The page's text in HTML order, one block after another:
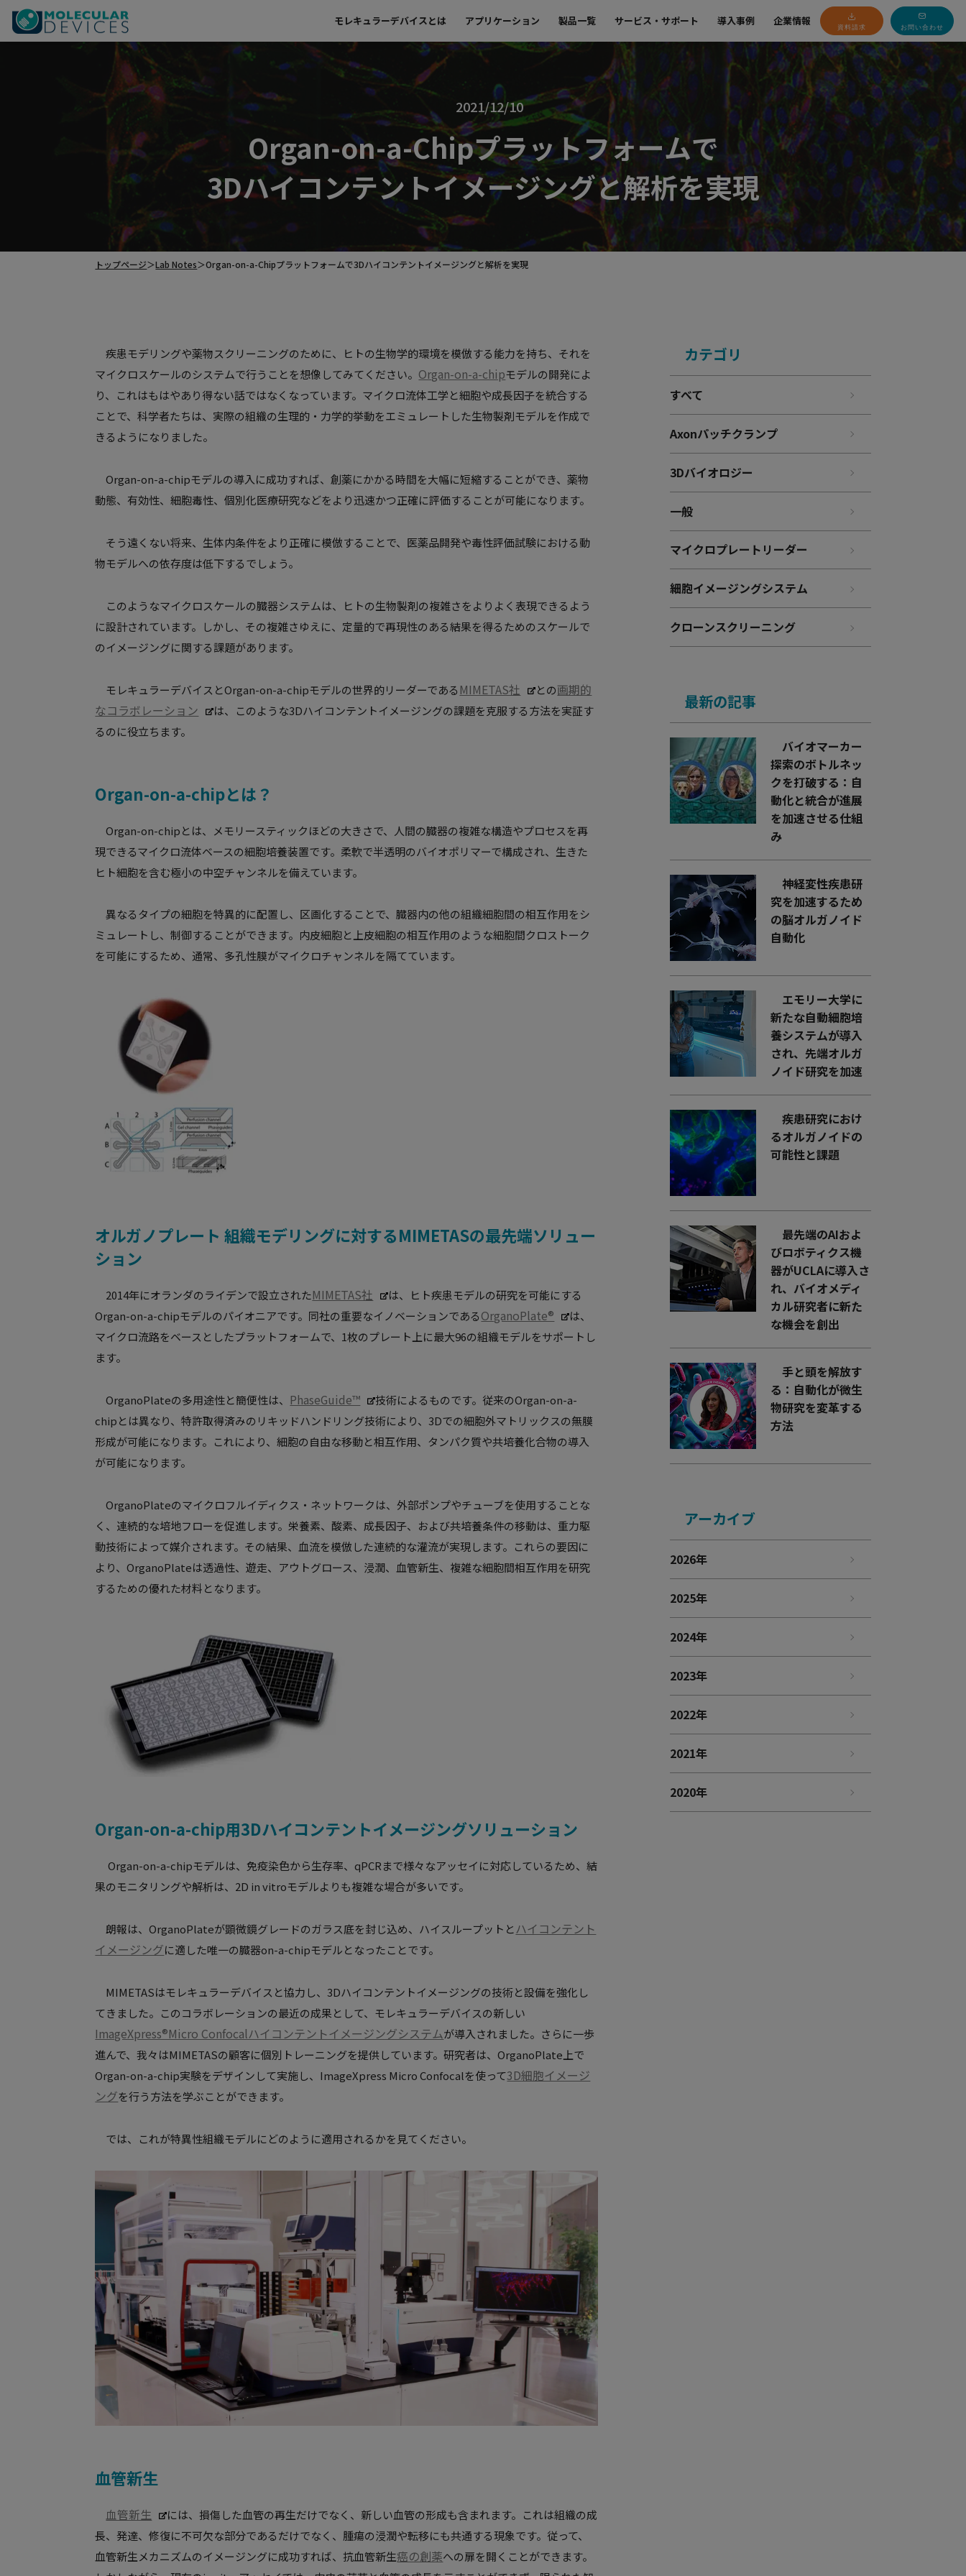
モレキュラーデバイスとは アプリケーション 製品一覧 サービス・サポート 導入事例 企業情報 資料請求 お問い合わせ
2021/12/10
Organ-on-a-Chipプラットフォームで
3Dハイコンテントイメージングと解析を実現
トップページ＞Lab Notes＞Organ-on-a-Chipプラットフォームで3Dハイコンテントイメージングと解析を実現
疾患モデリングや薬物スクリーニングのために、ヒトの生物学的環境を模倣する能力を持ち、それを
マイクロスケールのシステムで行うことを想像してみてください。 Organ-on-a-chipモデルの開発によ
り、これはもはやあり得ない話ではなくなっています。マイクロ流体工学と細胞や成長因子を統合する
ことで、科学者たちは、実際の組織の生理的・力学的挙動をエミュレートした生物製剤モデルを作成で
きるようになりました。
Organ-on-a-chipモデルの導入に成功すれば、創薬にかかる時間を大幅に短縮することができ、薬物
動態、有効性、細胞毒性、個別化医療研究などをより迅速かつ正確に評価することが可能になります。
そう遠くない将来、生体内条件をより正確に模倣することで、医薬品開発や毒性評価試験における動
物モデルへの依存度は低下するでしょう。
このようなマイクロスケールの臓器システムは、ヒトの生物製剤の複雑さをよりよく表現できるよう
に設計されています。しかし、その複雑さゆえに、定量的で再現性のある結果を得るためのスケールで
のイメージングに関する課題があります。
モレキュラーデバイスとOrgan-on-a-chipモデルの世界的リーダーである MIMETAS社 との画期的
なコラボレーション
は、このような3Dハイコンテントイメージングの課題を克服する方法を実証す
るのに役立ちます。
Organ-on-a-chipとは？
Organ-on-chipとは、メモリースティックほどの大きさで、人間の臓器の複雑な構造やプロセスを再
現できるマイクロ流体ベースの細胞培養装置です。柔軟で半透明のバイオポリマーで構成され、生きた
ヒト細胞を含む極小の中空チャンネルを備えています。
異なるタイプの細胞を特異的に配置し、区画化することで、臓器内の他の組織細胞間の相互作用をシ
ミュレートし、制御することができます。内皮細胞と上皮細胞の相互作用のような細胞間クロストーク
を可能にするため、通常、多孔性膜がマイクロチャンネルを隔てています。
オルガノプレート 組織モデリングに対するMIMETASの最先端ソリュー
ション
2014年にオランダのライデンで設立されたMIMETAS社
は、ヒト疾患モデルの研究を可能にする
Organ-on-a-chipモデルのパイオニアです。同社の重要なイノベーションであるOrganoPlate®
は、
マイクロ流路をベースとしたプラットフォームで、1枚のプレート上に最大96の組織モデルをサポートし
ます。
OrganoPlateの多用途性と簡便性は、 PhaseGuide™
技術によるものです。従来のOrgan-on-a-
chipとは異なり、特許取得済みのリキッドハンドリング技術により、3Dでの細胞外マトリックスの無膜
形成が可能になります。これにより、細胞の自由な移動と相互作用、タンパク質や共培養化合物の導入
が可能になります。
OrganoPlateのマイクロフルイディクス・ネットワークは、外部ポンプやチューブを使用することな
く、連続的な培地フローを促進します。栄養素、酸素、成長因子、および共培養条件の移動は、重力駆
動技術によって媒介されます。その結果、血流を模倣した連続的な灌流が実現します。これらの要因に
より、OrganoPlateは透過性、遊走、アウトグロース、浸潤、血管新生、複雑な細胞間相互作用を研究
するための優れた材料となります。
Organ-on-a-chip用3Dハイコンテントイメージングソリューション
Organ-on-a-chipモデルは、免疫染色から生存率、qPCRまで様々なアッセイに対応しているため、結
果のモニタリングや解析は、2D in vitroモデルよりも複雑な場合が多いです。
朗報は、OrganoPlateが顕微鏡グレードのガラス底を封じ込め、ハイスループットとハイコンテント
イメージングに適した唯一の臓器on-a-chipモデルとなったことです。
MIMETASはモレキュラーデバイスと協力し、3Dハイコンテントイメージングの技術と設備を強化し
てきました。このコラボレーションの最近の成果として、モレキュラーデバイスの新しい
ImageXpress®Micro Confocalハイコンテントイメージングシステムが導入されました。さらに一歩
進んで、我々はMIMETASの顧客に個別トレーニングを提供しています。研究者は、OrganoPlate上で
Organ-on-a-chip実験をデザインして実施し、ImageXpress Micro Confocalを使って3D細胞イメージ
ングを行う方法を学ぶことができます。
では、これが特異性組織モデルにどのように適用されるかを見てください。
血管新生
血管新生
には、損傷した血管の再生だけでなく、新しい血管の形成も含まれます。これは組織の成
長、発達、修復に不可欠な部分であるだけでなく、腫瘍の浸潤や転移にも共通する現象です。従って、
血管新生メカニズムのイメージングに成功すれば、抗血管新生癌の創薬への扉を開くことができます。
カテゴリ
すべて
Axonパッチクランプ
3Dバイオロジー
一般
マイクロプレートリーダー
細胞イメージングシステム
クローンスクリーニング
最新の記事
バイオマーカー
探索のボトルネッ
クを打破する：自
動化と統合が進展
を加速させる仕組
み
神経変性疾患研
究を加速するため
の脳オルガノイド
自動化
エモリー大学に
新たな自動細胞培
養システムが導入
され、先端オルガ
ノイド研究を加速
疾患研究におけ
るオルガノイドの
可能性と課題
最先端のAIおよ
びロボティクス機
器がUCLAに導入さ
れ、バイオメディ
カル研究者に新た
な機会を創出
手と頭を解放す
る：自動化が微生
物研究を変革する
方法
アーカイブ
2026年
2025年
2024年
2023年
2022年
2021年
2020年